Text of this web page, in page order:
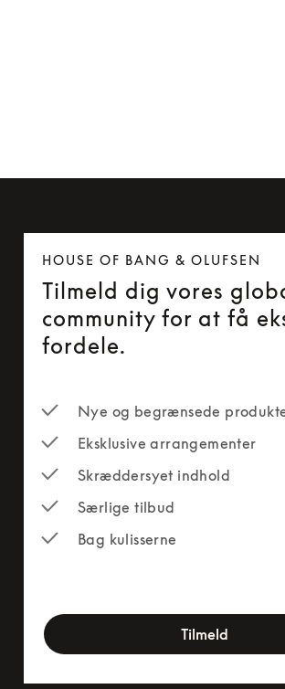
HOUSE OF BANG & OLUFSEN
Tilmeld dig vores
community for at få
fordele.
Nye og begrænsede
Eksklusive arrangementer
Skræddersyet indhold
Særlige tilbud
Bag kulisserne
Tilmeld